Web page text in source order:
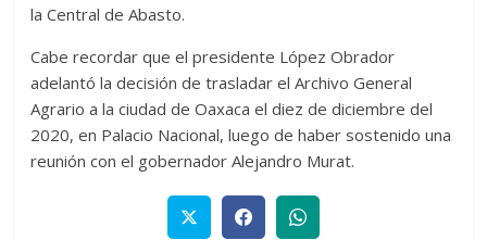
la Central de Abasto.
Cabe recordar que el presidente López Obrador
adelantó la decisión de trasladar el Archivo General
Agrario a la ciudad de Oaxaca el diez de diciembre del
2020, en Palacio Nacional, luego de haber sostenido una
reunión con el gobernador Alejandro Murat.